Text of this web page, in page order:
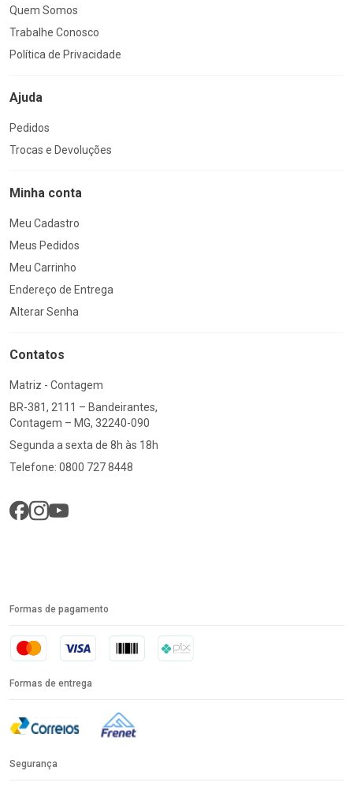
Quem Somos
Trabalhe Conosco
Política de Privacidade
Ajuda
Pedidos
Trocas e Devoluções
Minha conta
Meu Cadastro
Meus Pedidos
Meu Carrinho
Endereço de Entrega
Alterar Senha
Contatos
Matriz - Contagem
BR-381, 2111 – Bandeirantes,
Contagem – MG, 32240-090
Segunda a sexta de 8h às 18h
Telefone: 0800 727 8448
Formas de pagamento
Formas de entrega
Segurança